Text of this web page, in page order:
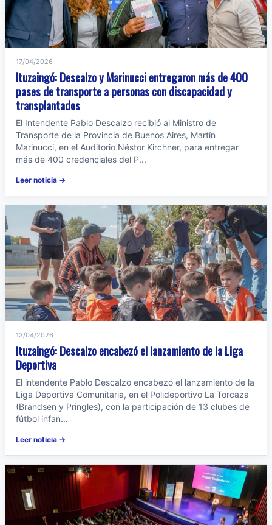
17/04/2026
Ituzaingó: Descalzo y Marinucci entregaron más de 400
pases de transporte a personas con discapacidad y
transplantados
El Intendente Pablo Descalzo recibió al Ministro de
Transporte de la Provincia de Buenos Aires, Martín
Marinucci, en el Auditorio Néstor Kirchner, para entregar
más de 400 credenciales del P...
Leer noticia →
13/04/2026
Ituzaingó: Descalzo encabezó el lanzamiento de la Liga
Deportiva
El intendente Pablo Descalzo encabezó el lanzamiento de la
Liga Deportiva Comunitaria, en el Polideportivo La Torcaza
(Brandsen y Pringles), con la participación de 13 clubes de
fútbol infan...
Leer noticia →